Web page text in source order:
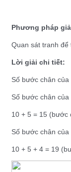
Phương pháp
Quan sát tranh để
Lời giải chi tiết:
Số bước chân của
Số bước chân của
10 + 5 = 15 (bước
Số bước chân của
10 + 5 + 4 = 19